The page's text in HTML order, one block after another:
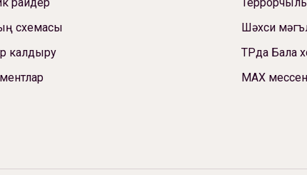
схемасы
калдыру
Шәхси
ТРда Бала
МАХ